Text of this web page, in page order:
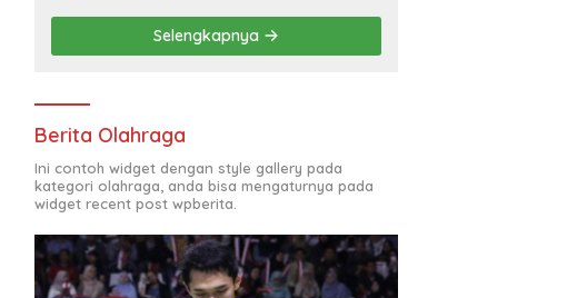
Selengkapnya
Berita Olahraga
Ini contoh widget dengan style gallery pada
kategori olahraga, anda bisa mengaturnya pada
widget recent post wpberita.